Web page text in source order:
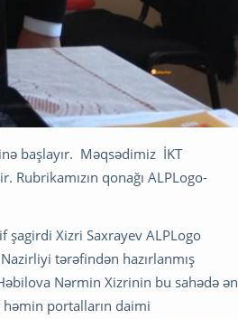
başlayır. Məqsədimiz İKT
Rubrikamızın qonağı ALPLogo-
Xizri Saxrayev ALPLogo
tərəfindən hazırlanmış
Nərmin Xizrinin bu sahədə ən
portalların daimi